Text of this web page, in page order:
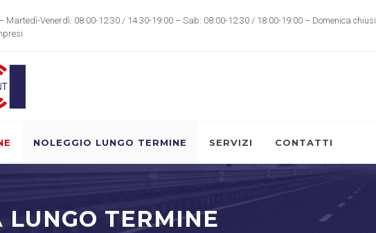
Martedì-Venerdì: 08:00-12:30 / 14.30-19:00 – Sab: 08:00-12:30 / 18:00-19:00 – Domenica chiusi
NOLEGGIO LUNGO TERMINE SERVIZI CONTATTI
LUNGO TERMINE